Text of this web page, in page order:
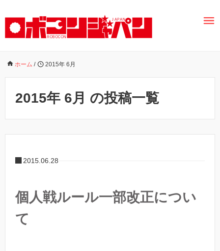
ホーム / 2015年 6月
2015年 6月 の投稿一覧
2015.06.28
個人戦ルール一部改正につい
て